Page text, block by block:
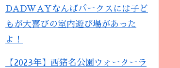
DADWAYなんばパークスには子ど
もが大喜びの室内遊び場があった
よ！
【2023年】西猪名公園ウォーターラ